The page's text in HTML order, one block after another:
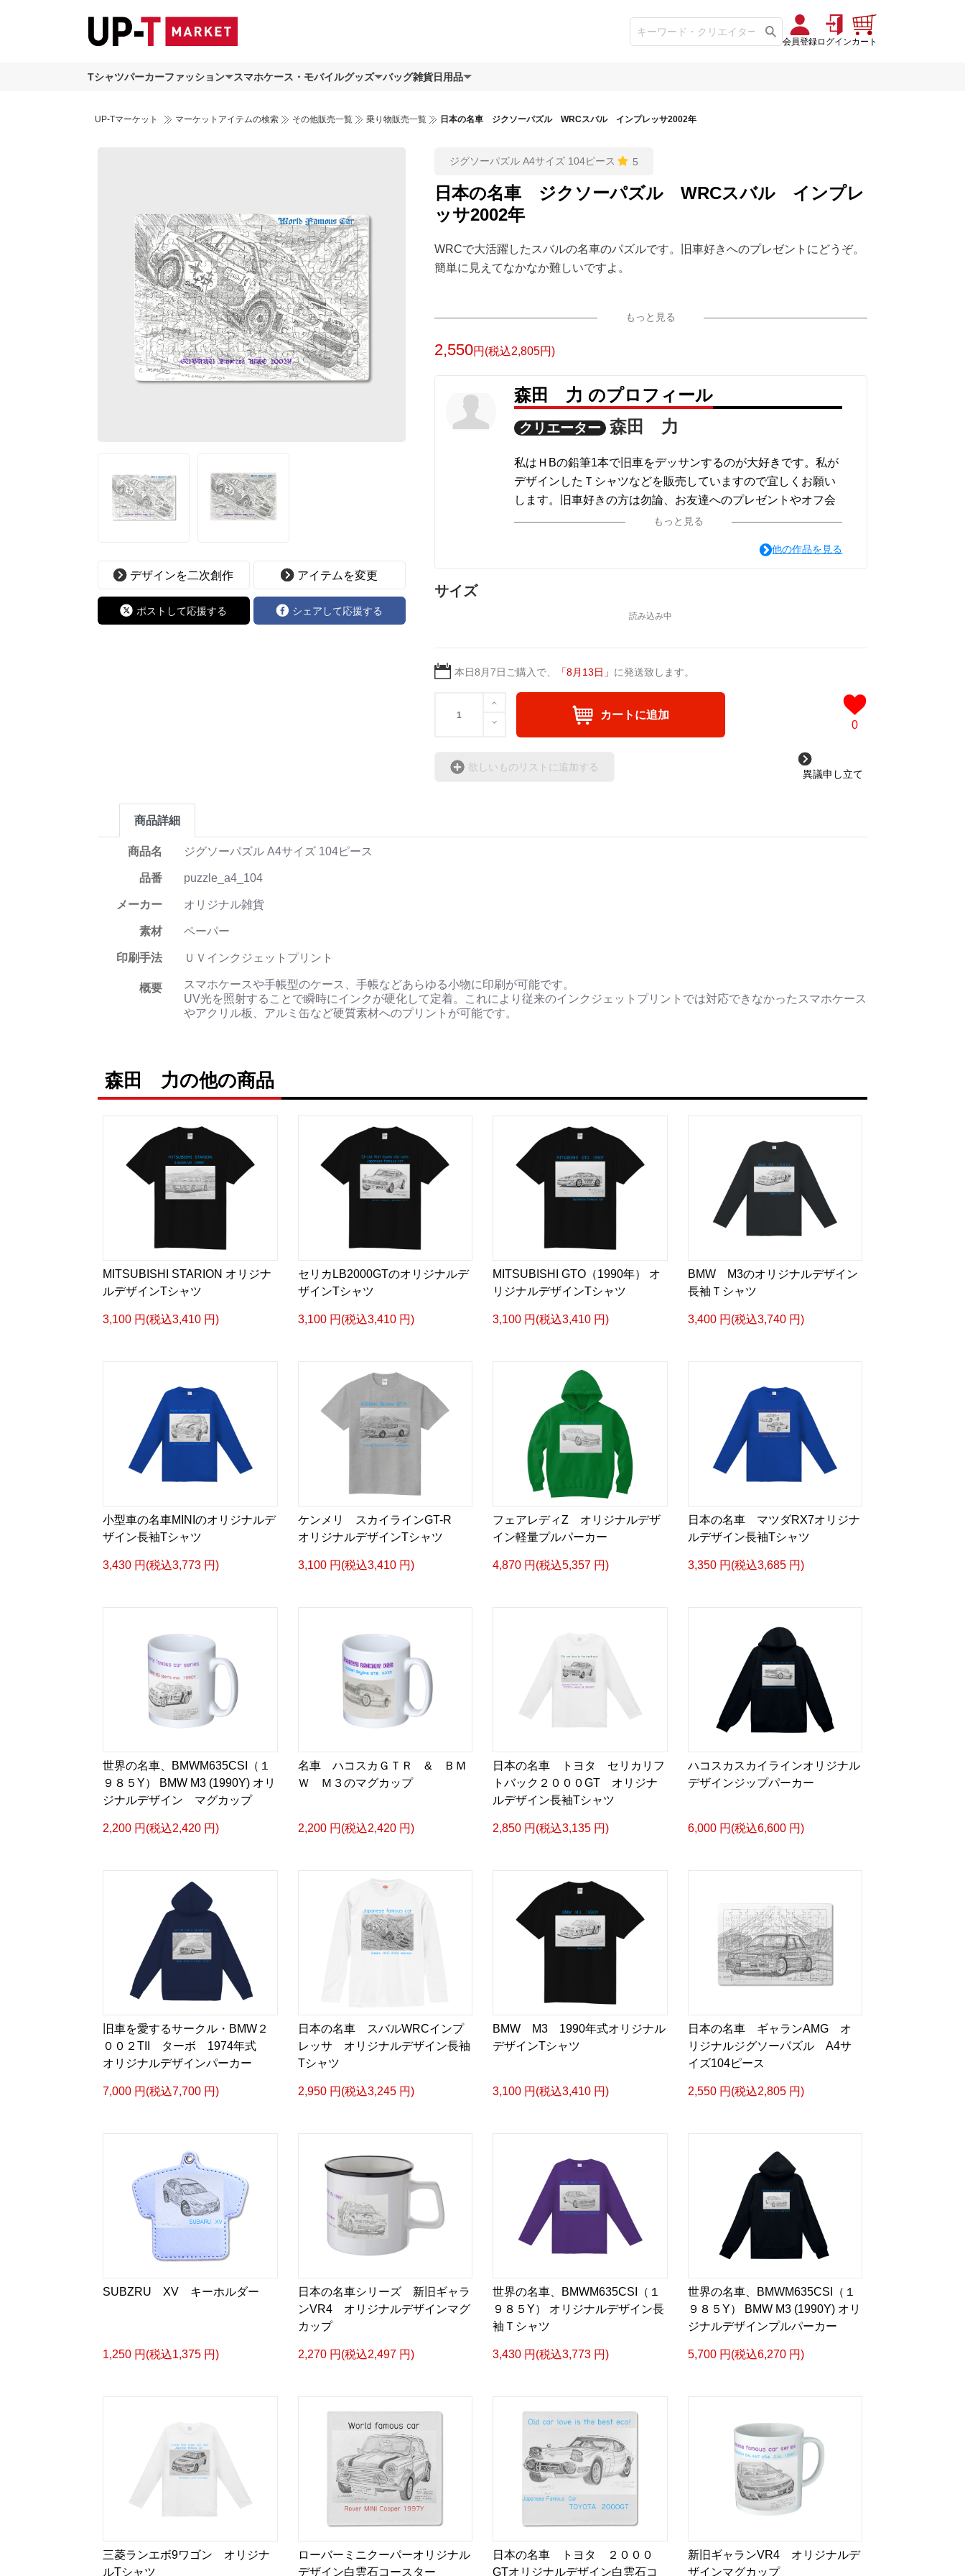
会員登録ログインカート
Tシャツパーカーファッション スマホケース・モバイルグッズ バッグ雑貨日用品
UP-Tマーケット マーケットアイテムの検索 その他販売一覧 乗り物販売一覧 日本の名車 ジクソーパズル WRCスバル インプレッサ2002年
デザインを二次創作 アイテムを変更
ポストして応援する シェアして応援する
ジグソーパズル A4サイズ 104ピース 5
日本の名車 ジクソーパズル WRCスバル インプレ
ッサ2002年
WRCで大活躍したスバルの名車のパズルです。旧車好きへのプレゼントにどうぞ。
簡単に見えてなかなか難しいですよ。
もっと見る
2,550円(税込2,805円)
森田 力 のプロフィール
クリエーター 森田 力
私はＨBの鉛筆1本で旧車をデッサンするのが大好きです。私が
デザインしたＴシャツなどを販売していますので宜しくお願い
します。旧車好きの方は勿論、お友達へのプレゼントやオフ会
でのノベルティとして如何でしょうか。またお客様の愛車をデ
談ください（デッサン費用は別途）。私は作家でもあります。
もっと見る
他の作品を見る
サイズ
本日8月7日 ご購入で、 「8月13日 」 に発送致します。
カートに追加
0
欲しいものリストに追加する
異議申し立て
商品詳細
商品名 ジグソーパズル A4サイズ 104ピース
品番 puzzle_a4_104
メーカー オリジナル雑貨
素材 ペーパー
印刷手法 ＵＶインクジェットプリント
概要
スマホケースや手帳型のケース、手帳などあらゆる小物に印刷が可能です。
UV光を照射することで瞬時にインクが硬化して定着。これにより従来のインクジェットプリントでは対応できなかったスマホケース
やアクリル板、アルミ缶など硬質素材へのプリントが可能です。
森田 力の他の商品
MITSUBISHI STARION オリジナ
ルデザインTシャツ
3,100 円(税込3,410 円)
セリカLB2000GTのオリジナルデ
ザインTシャツ
3,100 円(税込3,410 円)
MITSUBISHI GTO（1990年） オ
リジナルデザインTシャツ
3,100 円(税込3,410 円)
BMW M3のオリジナルデザイン
長袖Ｔシャツ
3,400 円(税込3,740 円)
小型車の名車MINIのオリジナルデ
ザイン長袖Tシャツ
3,430 円(税込3,773 円)
ケンメリ スカイラインGT-R
オリジナルデザインTシャツ
3,100 円(税込3,410 円)
フェアレディZ オリジナルデザ
イン軽量プルパーカー
4,870 円(税込5,357 円)
日本の名車 マツダRX7オリジナ
ルデザイン長袖Tシャツ
3,350 円(税込3,685 円)
世界の名車、BMWM635CSI（１
９８５Y） BMW M3 (1990Y) オリ
ジナルデザイン マグカップ
2,200 円(税込2,420 円)
名車 ハコスカＧＴＲ & ＢＭ
Ｗ Ｍ３のマグカップ
2,200 円(税込2,420 円)
日本の名車 トヨタ セリカリフ
トバック２０００GT オリジナ
ルデザイン長袖Tシャツ
2,850 円(税込3,135 円)
ハコスカスカイラインオリジナル
デザインジップパーカー
6,000 円(税込6,600 円)
旧車を愛するサークル・BMW２
００２TII ターボ 1974年式
オリジナルデザインパーカー
7,000 円(税込7,700 円)
日本の名車 スバルWRCインプ
レッサ オリジナルデザイン長袖
Tシャツ
2,950 円(税込3,245 円)
BMW M3 1990年式オリジナル
デザインTシャツ
3,100 円(税込3,410 円)
日本の名車 ギャランAMG オ
リジナルジグソーパズル A4サ
イズ104ピース
2,550 円(税込2,805 円)
SUBZRU XV キーホルダー
1,250 円(税込1,375 円)
日本の名車シリーズ 新旧ギャラ
ンVR4 オリジナルデザインマグ
カップ
2,270 円(税込2,497 円)
世界の名車、BMWM635CSI（１
９８５Y） オリジナルデザイン長
袖Ｔシャツ
3,430 円(税込3,773 円)
世界の名車、BMWM635CSI（１
９８５Y） BMW M3 (1990Y) オリ
ジナルデザインプルパーカー
5,700 円(税込6,270 円)
三菱ランエボ9ワゴン オリジナ
ルTシャツ
ローバーミニクーパーオリジナル
デザイン白雲石コースター
日本の名車 トヨタ ２０００
GTオリジナルデザイン白雲石コ
新旧ギャランVR4 オリジナルデ
ザインマグカップ